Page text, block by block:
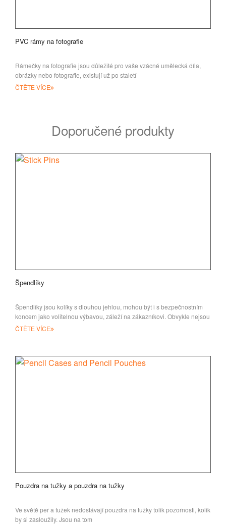
PVC rámy na fotografie
Rámečky na fotografie jsou důležité pro vaše vzácné umělecká díla,
obrázky nebo fotografie, existují už po staletí
ČTĚTE VÍCE
Doporučené produkty
Špendlíky
Špendlíky jsou kolíky s dlouhou jehlou, mohou být i s bezpečnostním
koncem jako volitelnou výbavou, záleží na zákazníkovi. Obvykle nejsou
velikosti tak velké
ČTĚTE VÍCE
Pouzdra na tužky a pouzdra na tužky
Ve světě per a tužek nedostávají pouzdra na tužky tolik pozornosti, kolik
by si zasloužily. Jsou na tom